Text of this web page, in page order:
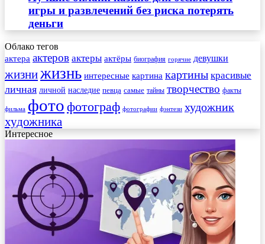
игры и развлечений без риска потерять
деньги
Облако тегов
актера актеров актеры актёры биография горячие девушки
жизнижизнь интересные картина картины красивые
личная личной наследие певца самые тайны творчество факты
фильма фото фотограф фотографии фэнтези художник
художника
Интересное